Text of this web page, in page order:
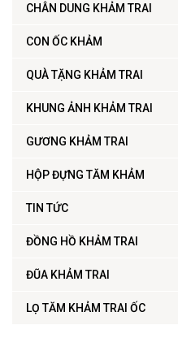
CHÂN DUNG KHẢM TRAI
CON ỐC KHẢM
QUÀ TẶNG KHẢM TRAI
KHUNG ẢNH KHẢM TRAI
GƯƠNG KHẢM TRAI
HỘP ĐỰNG TĂM KHẢM
TIN TỨC
ĐỒNG HỒ KHẢM TRAI
ĐŨA KHẢM TRAI
LỌ TĂM KHẢM TRAI ỐC